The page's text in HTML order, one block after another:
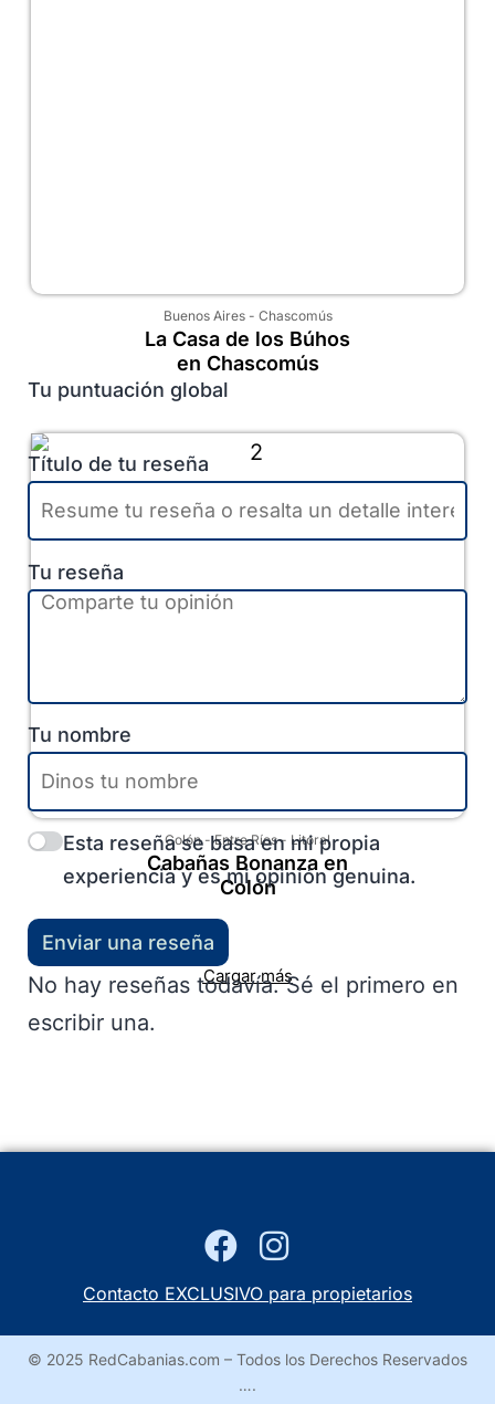
Buenos Aires- Chascomús
La Casa de los Búhos
en Chascomús
Colón-Entre Ríos- Litoral
Cabañas Bonanza en
Colón
Cargar más
Tu puntuación global
Título de tu reseña
Tu reseña
Tu nombre
Esta reseña se basa en mi propia
experiencia y es mi opinión genuina.
Enviar una reseña
No hay reseñas todavía. Sé el primero en
escribir una.
Contacto EXCLUSIVO para propietarios
© 2025 RedCabanias.com – Todos los Derechos Reservados
….